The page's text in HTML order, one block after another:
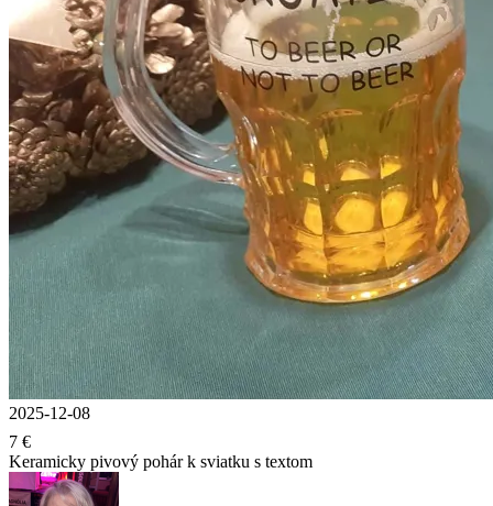
2025-12-08
7 €
Keramicky pivový pohár k sviatku s textom